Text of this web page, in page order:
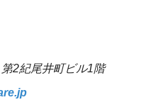
2紀尾井町ビル1階